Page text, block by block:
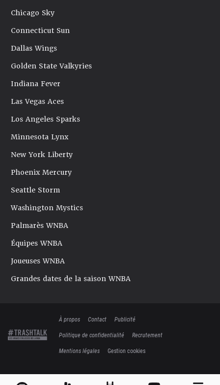
Chicago Sky
Connecticut Sun
Dallas Wings
Golden State Valkyries
Indiana Fever
Las Vegas Aces
Los Angeles Sparks
Minnesota Lynx
New York Liberty
Phoenix Mercury
Seattle Storm
Washington Mystics
Palmarès WNBA
Équipes WNBA
Joueuses WNBA
Grandes dates de la saison WNBA
À propos Contact
Publicité
Politique de confidentialité
Recrutement
Mentions légales
Gestion cookies